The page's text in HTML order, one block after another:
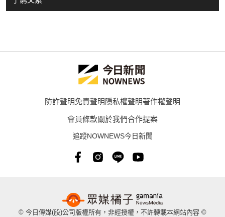
防詐聲明免責聲明隱私權聲明著作權聲明
會員條款關於我們合作提案
追蹤NOWNEWS今日新聞
© 今日傳媒(股)公司版權所有，非經授權，不許轉載本網站內容 ©